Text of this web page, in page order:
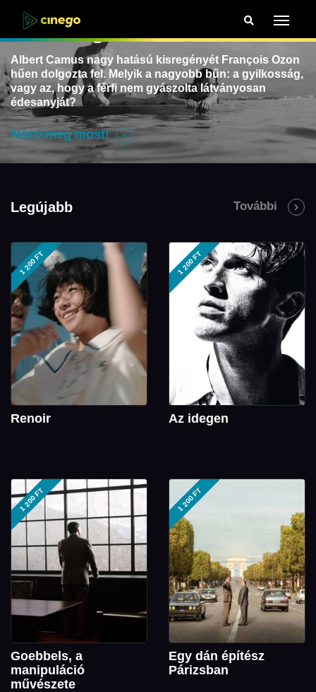
Az idegen
Albert Camus nagy hatású kisregényét François Ozon
hűen dolgozta fel. Melyik a nagyobb bűn: a gyilkosság,
vagy az, hogy aférfi nem gyászolta látványosan
édesanyját?
Nézd meg most!
Legújabb További
1 200 FT
Renoir
1 200 FT
Az idegen
1 200 FT
Goebbels, a
manipuláció
művészete
1 200 FT
Egy dán építész
Párizsban